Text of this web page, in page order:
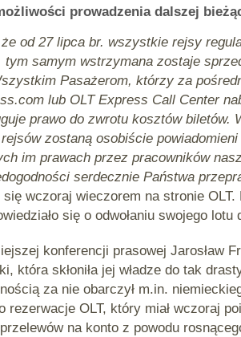
prowadzenia dalszej
od 27 lipca br. wszystkie rejsy
tym samym wstrzymana zostaje
Pasażerom, którzy za
lub OLT Express Call Center
prawo do zwrotu kosztów biletów.
zostaną osobiście
im prawach przez pracowników
serdecznie Państwa
się wczoraj wieczorem na stronie
się o odwołaniu swojego
konferencji prasowej Jarosław
która skłoniła jej władze do tak
za nie obarczył m.in.
rezerwacje OLT, który miał wczoraj
na konto z powodu